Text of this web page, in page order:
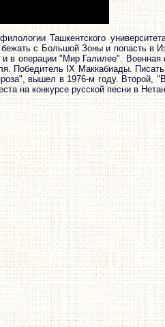
Ташкентского
с Большой Зоны и попасть в
в операции "Мир Галилее". Военная
Победитель IX Маккабиады.
вышел в 1976-м году. Второй,
на конкурсе русской песни в